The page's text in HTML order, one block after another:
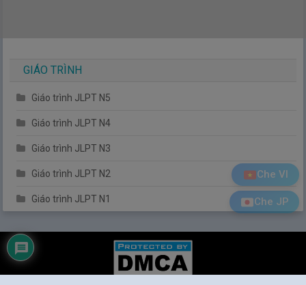
Che JP
Che VI
GIÁO TRÌNH
Giáo trình JLPT N5
Giáo trình JLPT N4
Giáo trình JLPT N3
Giáo trình JLPT N2
Giáo trình JLPT N1